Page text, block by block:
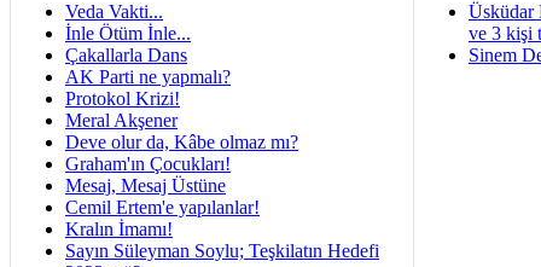
Veda Vakti...
İnle Ötüm İnle...
Çakallarla Dans
AK Parti ne yapmalı?
Protokol Krizi!
Meral Akşener
Deve olur da, Kâbe olmaz mı?
Graham'ın Çocukları!
Mesaj, Mesaj Üstüne
Cemil Ertem'e yapılanlar!
Kralın İmamı!
Sayın Süleyman Soylu; Teşkilatın Hedefi
Üsküdar
ve 3 kişi
Sinem